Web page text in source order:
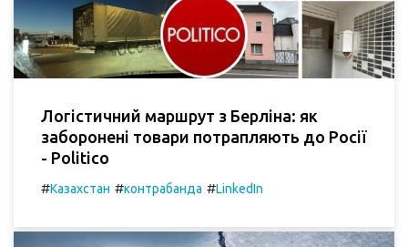
Логістичний маршрут з Берліна: як
заборонені товари потрапляють до Росії
- Politico
#Казахстан #контрабанда #LinkedIn